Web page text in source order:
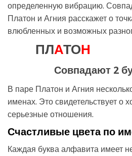
определенную вибрацию.
Платон и Агния расскажет о
влюбленных и возможных
ПЛАТОН
Совпадают 2
В паре Платон и Агния
именах. Это свидетельствует о
серьезные отношения.
Счастливые цвета по
Каждая буква алфавита имеет